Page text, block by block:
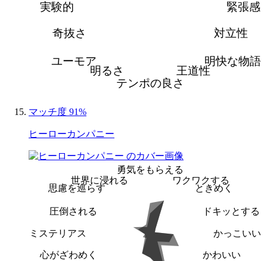
緊張感
対立性
明快な物語
王道性
テンポの良さ
明るさ
ユーモア
奇抜さ
実験的
マッチ度 91%
ヒーローカンパニー
勇気をもらえる
ワクワクする
ときめく
ドキッとする
かっこいい
かわいい
心がざわめく
ミステリアス
圧倒される
思慮を巡らす
世界に浸れる